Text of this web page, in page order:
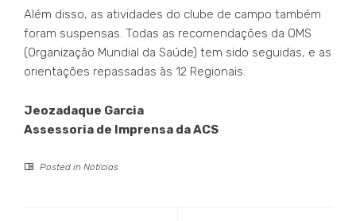
Além disso, as atividades do clube de campo também
foram suspensas. Todas as recomendações da OMS
(Organização Mundial da Saúde) tem sido seguidas, e as
orientações repassadas às 12 Regionais.
Jeozadaque Garcia
Assessoria de Imprensa da ACS
Posted in Notícias